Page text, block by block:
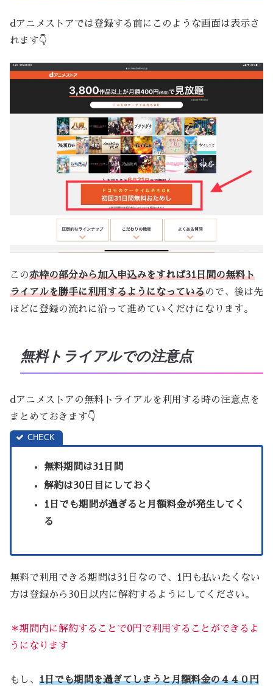
dアニメストアでは登録する前にこのような画面は表示さ
れます👇
この赤枠の部分から加入申込みをすれば31日間の無料ト
ライアルを勝手に利用するようになっているので、後は先
ほどに登録の流れに沿って進めていくだけになります。
無料トライアルでの注意点
dアニメストアの無料トライアルを利用する時の注意点を
まとめておきます👇
無料期間は31日間
解約は30日目にしておく
1日でも期間が過ぎると月額料金が発生してく
る
無料で利用できる期間は31日なので、1円も払いたくない
方は登録から30日以内に解約するようにしてください。
＊期間内に解約することで0円で利用することができるよ
うになります
もし、 1日でも期間を過ぎてしまうと月額料金の４４０円